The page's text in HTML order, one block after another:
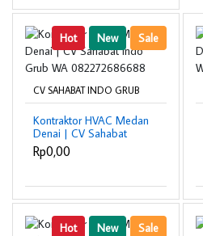
Hot New Sale
CV SAHABAT INDO GRUB
Kontraktor HVAC Medan
Denai | CV Sahabat
Indo Grub WA
082272686688
Rp0,00
Hot New Sale